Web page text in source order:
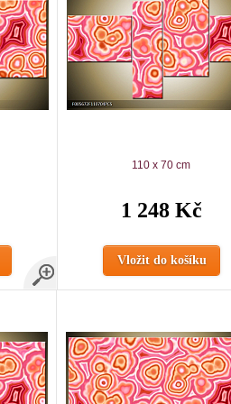
110 x 70 cm
1 248 Kč
Vložit do košíku